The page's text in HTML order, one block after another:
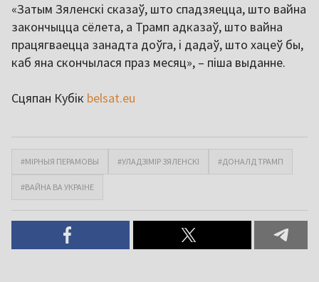
«Затым Зяленскі сказаў, што спадзяецца, што вайна
закончыцца сёлета, а Трамп адказаў, што вайна
працягваецца занадта доўга, і дадаў, што хацеў бы,
каб яна скончылася праз месяц», – піша выданне.
Сцяпан Кубік belsat.eu
#МІРНЫЯ ПЕРАМОВЫ #УЛАДЗІМІР ЗЯЛЕНСКІ #ДОНАЛД ТРАМП
#ВАЙНА ВА УКРАІНЕ